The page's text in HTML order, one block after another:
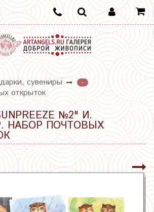
сувениры
-
открыток
№2" И.
НАБОР ПОЧТОВЫХ